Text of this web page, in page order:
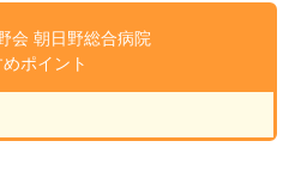
会 朝日野総合病院
ポイント